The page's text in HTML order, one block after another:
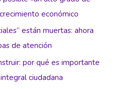
económico
están muertas: ahora
de atención
por qué es importante
ciudadana